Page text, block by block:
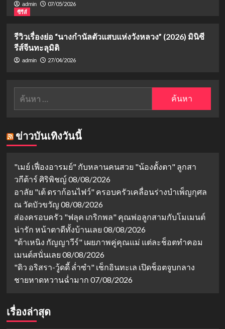
admin
07/05/2026
ซีรีส์
รีวิวเรื่องย่อ “นางกำนัลตัวแสบแห่งวังหลวง” (2026) มินิซี
รีส์จีนทะลุมิติ
admin 27/04/2026
ค้นหา
ข่าวบันเทิงวันนี้
"เมย์ เฟื่องอารมย์" กับหลานคนสวย "น้องตั้งตา" ลูกสา
วกีต้าร์ ศิริพิชญ์ 08/08/2026
อาลัย "เต้ ดราก้อนไฟว์" ครอบครัวเคลื่อนร่างบำเพ็ญกุศล
ณ วัดบัวขวัญ 08/08/2026
ส่องครอบครัว "ฟลุค เกริกพล" คุณพ่อลูกสามกับโมเมนต์
น่ารัก หน้าตาดีทั้งบ้านเลย 08/08/2026
"ต้าเหนิง กัญญาวีร์" เผยภาพคู่คุณแม่ แต่ละช็อตทำคอม
เมนต์สนั่นเลย 08/08/2026
"ดิว อริสรา-วู้ดดี้ ล่ำซำ" เช็กอินทะเล เปิดช็อตจูบกลาง
ชายหาดหวานฉ่ำมาก 07/08/2026
เรื่องล่าสุด